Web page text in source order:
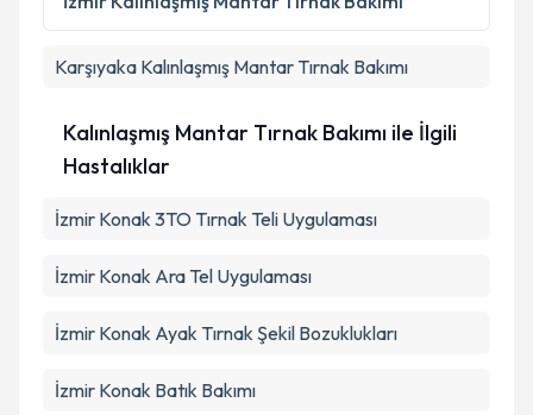
Karşıyaka Kalınlaşmış Mantar Tırnak Bakımı
Kalınlaşmış Mantar Tırnak Bakımı ile İlgili
Hastalıklar
İzmir Konak 3TO Tırnak Teli Uygulaması
İzmir Konak Ara Tel Uygulaması
İzmir Konak Ayak Tırnak Şekil Bozuklukları
İzmir Konak Batık Bakımı